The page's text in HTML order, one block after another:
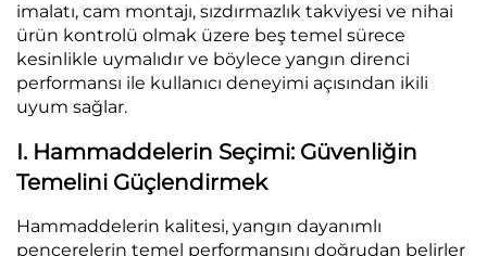
Bize Ulaşın
imalatı, cam montajı, sızdırmazlık takviyesi ve nihai
ürün kontrolü olmak üzere beş temel sürece
kesinlikle uymalıdır ve böylece yangın direnci
performansı ile kullanıcı deneyimi açısından ikili
uyum sağlar.
I. Hammaddelerin Seçimi: Güvenliğin
Temelini Güçlendirmek
Hammaddelerin kalitesi, yangın dayanımlı
pencerelerin temel performansını doğrudan belirler